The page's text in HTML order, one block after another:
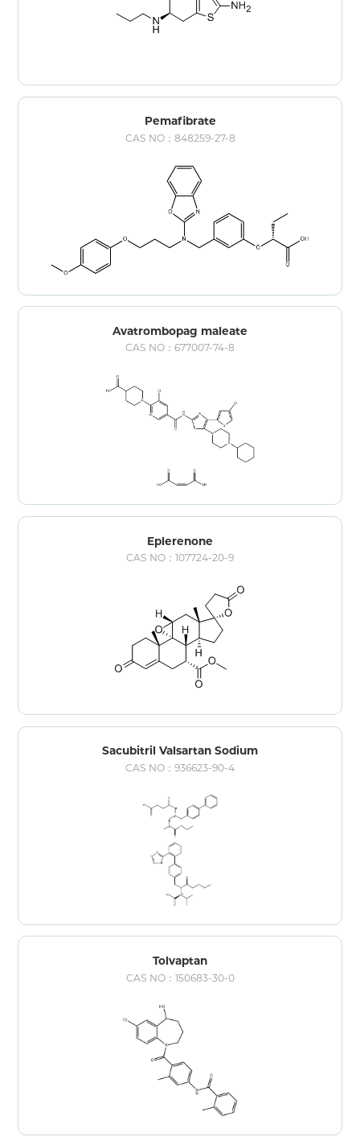
Pemafibrate
CAS NO：848259-27-8
Avatrombopag maleate
CAS NO：677007-74-8
Eplerenone
CAS NO：107724-20-9
Sacubitril Valsartan Sodium
CAS NO：936623-90-4
Tolvaptan
CAS NO：150683-30-0